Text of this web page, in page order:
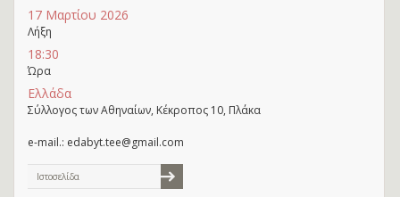
17 Μαρτίου 2026
Λήξη
18:30
Ώρα
Ελλάδα
Σύλλογος των Αθηναίων, Κέκροπος 10, Πλάκα
e-mail.: edabyt.tee@gmail.com
Ιστοσελίδα